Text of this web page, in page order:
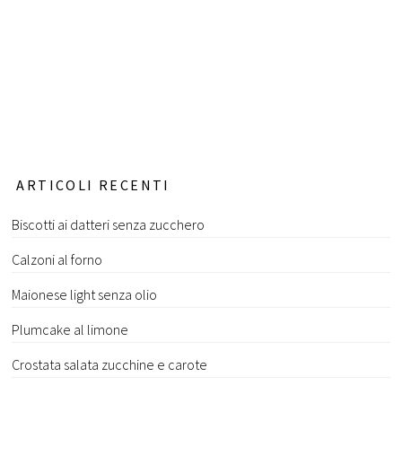
ARTICOLI RECENTI
Biscotti ai datteri senza zucchero
Calzoni al forno
Maionese light senza olio
Plumcake al limone
Crostata salata zucchine e carote